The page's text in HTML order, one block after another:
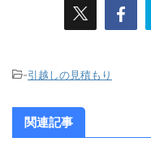
-引越しの見積もり
関連記事